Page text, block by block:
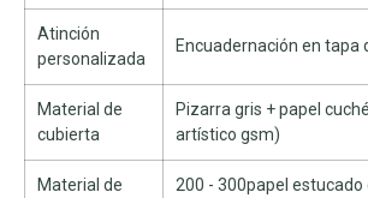
Atinción
personalizada
Encuadernación en tapa
Material de
cubierta
Pizarra gris + papel
artístico gsm)
Material de
200 - 300papel estucado